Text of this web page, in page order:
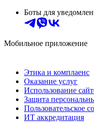
Боты для
Мобильное приложение
Этика и комплаенс
Оказание услуг
Использование
Защита
Пользовательское
ИТ аккредитация